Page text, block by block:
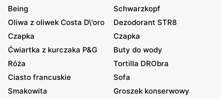
Being
Schwarzkopf
Oliwa z oliwek Costa D\'oro
Dezodorant STR8
Czapka
Czapka
Ćwiartka z kurczaka P&G
Buty do wody
Róża
Tortilla DRObra
Ciasto francuskie
Sofa
Smakowita
Groszek konserwowy